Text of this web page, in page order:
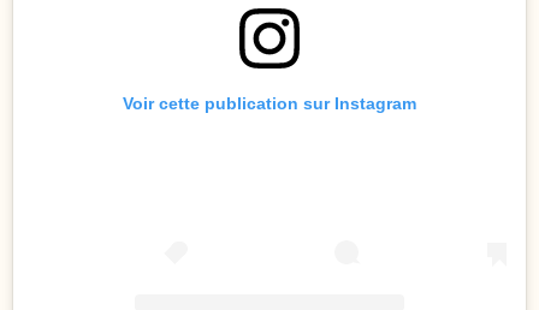
Voir cette publication sur Instagram